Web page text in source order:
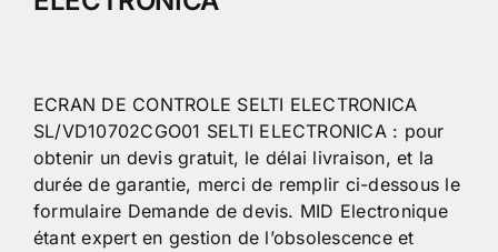
ECRAN DE CONTROLE SELTI ELECTRONICA
SL/VD10702CGO01 SELTI ELECTRONICA : pour
obtenir un devis gratuit, le délai livraison, et la
durée de garantie, merci de remplir ci-dessous le
formulaire Demande de devis. MID Electronique
étant expert en gestion de l’obsolescence et